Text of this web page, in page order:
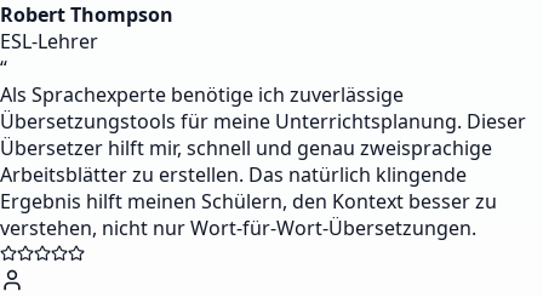
Robert Thompson
ESL-Lehrer
“
Als Sprachexperte benötige ich zuverlässige
Übersetzungstools für meine Unterrichtsplanung. Dieser
Übersetzer hilft mir, schnell und genau zweisprachige
Arbeitsblätter zu erstellen. Das natürlich klingende
Ergebnis hilft meinen Schülern, den Kontext besser zu
verstehen, nicht nur Wort-für-Wort-Übersetzungen.